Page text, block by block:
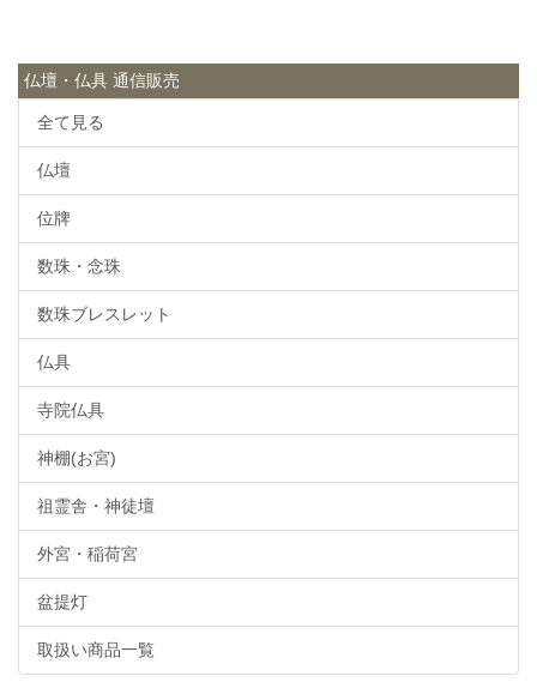
仏壇・仏具 通信販売
全て見る
仏壇
位牌
数珠・念珠
数珠ブレスレット
仏具
寺院仏具
神棚(お宮)
祖霊舎・神徒壇
外宮・稲荷宮
盆提灯
取扱い商品一覧